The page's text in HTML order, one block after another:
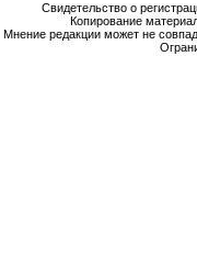
Свидетельство о
Копирование
Мнение редакции может не